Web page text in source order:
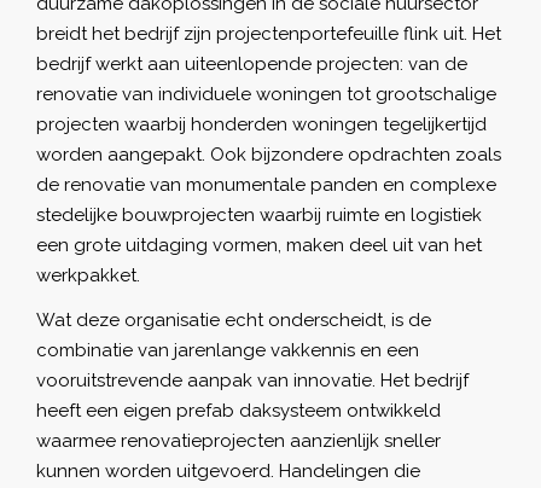
breidt het bedrijf zijn projectenportefeuille flink uit. Het
bedrijf werkt aan uiteenlopende projecten: van de
renovatie van individuele woningen tot grootschalige
projecten waarbij honderden woningen tegelijkertijd
worden aangepakt. Ook bijzondere opdrachten zoals
de renovatie van monumentale panden en complexe
stedelijke bouwprojecten waarbij ruimte en logistiek
een grote uitdaging vormen, maken deel uit van het
werkpakket.
Wat deze organisatie echt onderscheidt, is de
combinatie van jarenlange vakkennis en een
vooruitstrevende aanpak van innovatie. Het bedrijf
heeft een eigen prefab daksysteem ontwikkeld
waarmee renovatieprojecten aanzienlijk sneller
kunnen worden uitgevoerd. Handelingen die